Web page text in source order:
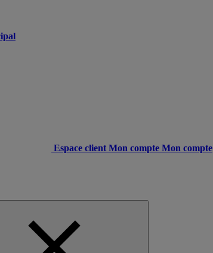
Espace client Mon compte Mon compte